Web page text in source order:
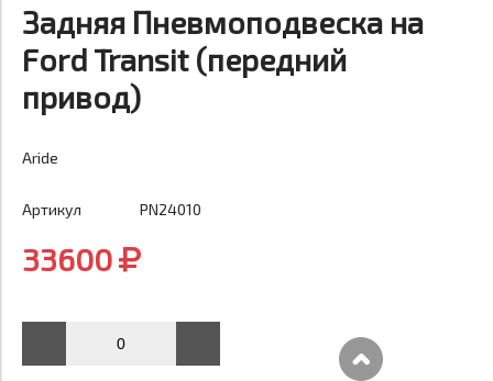
Задняя Пневмоподвеска на
Ford Transit (передний
привод)
Aride
Артикул PN24010
33600